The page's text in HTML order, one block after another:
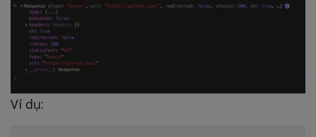
Ví dụ: